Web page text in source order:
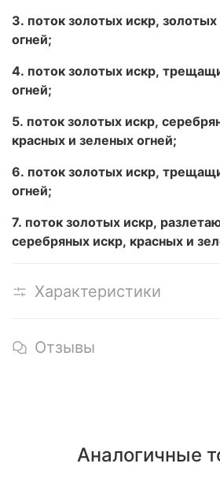
3. поток золотых искр, золотых
огней;
4. поток золотых искр,
огней;
5. поток золотых искр,
красных и зеленых огней;
6. поток золотых искр,
огней;
7. поток золотых искр,
серебряных искр, красных и
Характеристики
Отзывы
Аналогичные